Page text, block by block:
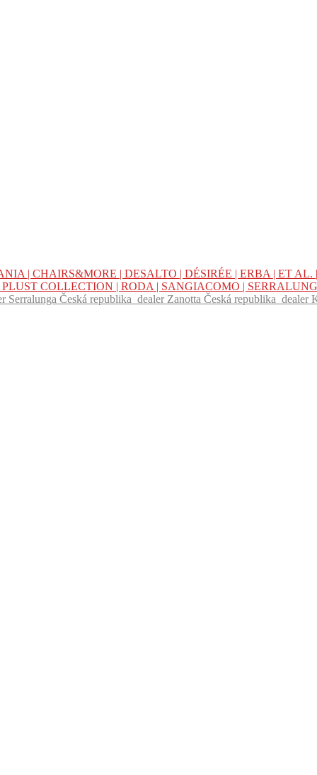
| CHAIRS&MORE | DESALTO | DÉSIRÉE | ERBA | ET AL.
PLUST COLLECTION | RODA | SANGIACOMO |
Serralunga Česká republika dealer Zanotta Česká republika dealer